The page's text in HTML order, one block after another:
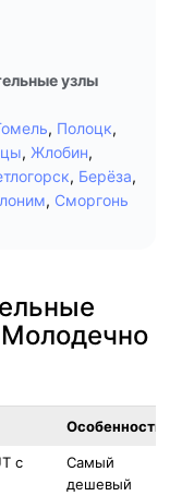
узлы
, Полоцк,
, Жлобин,
, Берёза,
, Сморгонь
Особенность
с
Самый
дешевый